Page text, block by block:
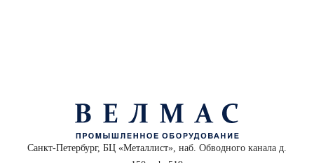
Санкт-Петербург, БЦ «Металлист», наб. Обводного канала д.